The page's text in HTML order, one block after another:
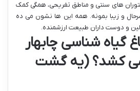
های سنتی و مناطق تفریحی، همگی کمک
و زیبا بمونه. همه این ها نشون می ده
و دوست داران طبیعت ارزشمنده.
گیاه شناسی چابهار
می کشد؟ (یه گشت